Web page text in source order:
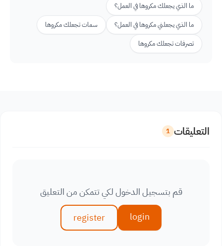
ما الذي يجعلك مكروها في العمل؟
ما الذي يجعلني مكروها في العمل؟
سمات تجعلك مكروها
تصرفات تجعلك مكروها
التعليقات 1
قم بتسجيل الدخول لكي تتمكن من التعليق
login
register